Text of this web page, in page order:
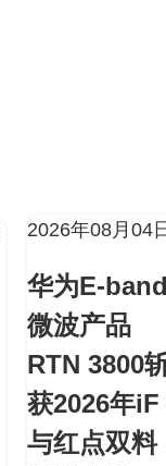
2026年08月04
华为E-
微波产品
RTN 3800
获2026年iF
与红点双料